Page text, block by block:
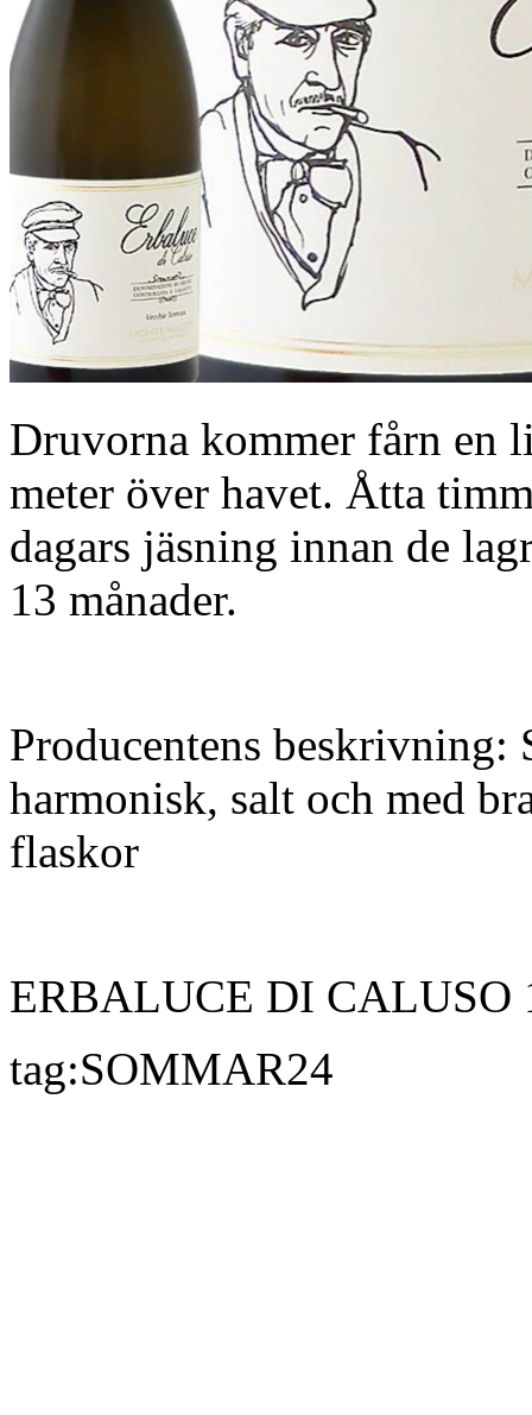
Druvorna kommer fårn en
meter över havet. Åtta
dagars jäsning innan de
13 månader.
Producentens
harmonisk, salt och med
flaskor
ERBALUCE DI CALUSO
tag:SOMMAR24